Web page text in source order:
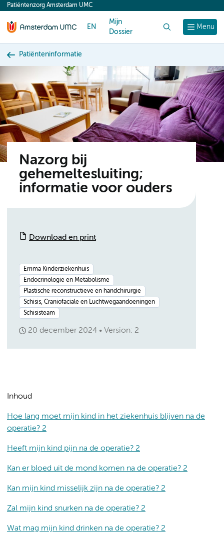
content
Menu
Patiëntenzorg Amsterdam UMC
EN
Mijn
Dossier
Patiënteninformatie
Nazorg bij
gehemeltesluiting;
informatie voor ouders
Download en print
Emma Kinderziekenhuis
Endocrinologie en Metabolisme
Plastische reconstructieve en handchirurgie
Schisis, Craniofaciale en Luchtwegaandoeningen
Schisisteam
20 december 2024 Version: 2
Inhoud
Hoe lang moet mijn kind in het ziekenhuis blijven na de
operatie? 2
Heeft mijn kind pijn na de operatie? 2
Kan er bloed uit de mond komen na de operatie? 2
Kan mijn kind misselijk zijn na de operatie? 2
Zal mijn kind snurken na de operatie? 2
Wat mag mijn kind drinken na de operatie? 2